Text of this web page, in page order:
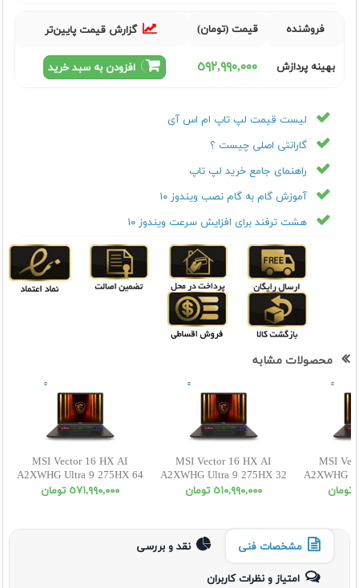
فروشنده قیمت (تومان) گزارش قیمت پایین‌تر
بهینه پردازش ٥٩٢,٩٩٠,٠٠٠ افزودن به سبد خرید
لیست قیمت لپ تاپ ام اس آی
گارانتی اصلی چیست ؟
راهنمای جامع خرید لپ تاپ
آموزش گام به گام نصب ویندوز ۱۰
هشت ترفند برای افزایش سرعت ویندوز ۱۰
محصولات مشابه
MSI Vector 16 HX AI
A2XWHG Ultra 9 275HX 64
1SSD 12 5070Ti QHD
٥٧١,٩٩٠,٠٠٠ تومان
MSI Vector 16 HX AI
A2XWHG Ultra 9 275HX 32
2SSD 12 5070Ti QHD
٥١٠,٩٩٠,٠٠٠ تومان
MSI
A2XWHG
1SSD
مشخصات فنی نقد و بررسی
امتیاز و نظرات کاربران